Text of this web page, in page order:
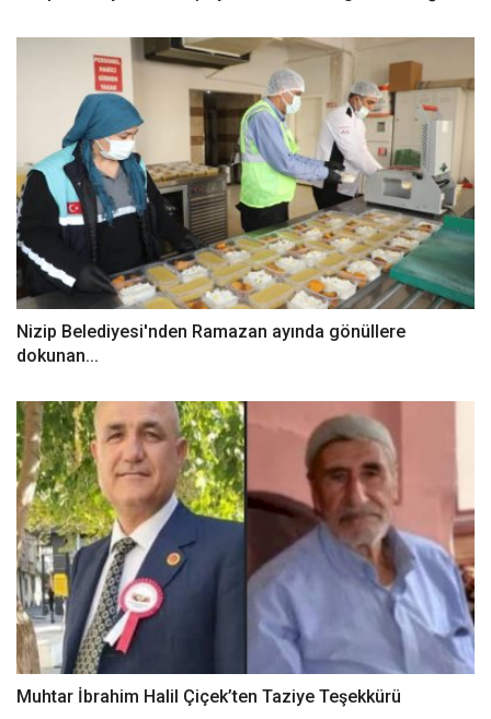
Nizip Belediyesi'nden Ramazan ayında gönüllere
dokunan...
Muhtar İbrahim Halil Çiçek’ten Taziye Teşekkürü